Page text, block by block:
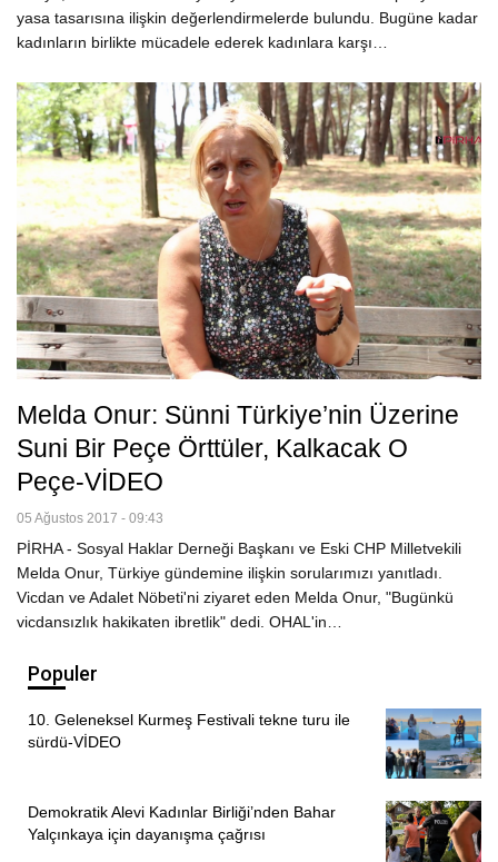
yasa tasarısına ilişkin değerlendirmelerde bulundu. Bugüne kadar
kadınların birlikte mücadele ederek kadınlara karşı…
Melda Onur: Sünni Türkiye’nin Üzerine
Suni Bir Peçe Örttüler, Kalkacak O
Peçe-VİDEO
05 Ağustos 2017 - 09:43
PİRHA - Sosyal Haklar Derneği Başkanı ve Eski CHP Milletvekili
Melda Onur, Türkiye gündemine ilişkin sorularımızı yanıtladı.
Vicdan ve Adalet Nöbeti'ni ziyaret eden Melda Onur, "Bugünkü
vicdansızlık hakikaten ibretlik" dedi. OHAL'in…
Populer
10. Geleneksel Kurmeş Festivali tekne turu ile
sürdü-VİDEO
Demokratik Alevi Kadınlar Birliği’nden Bahar
Yalçınkaya için dayanışma çağrısı